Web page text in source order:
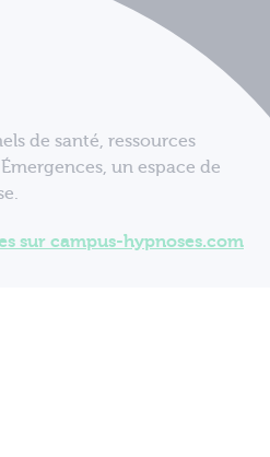
de santé, ressources
un espace de
sur campus-hypnoses.com